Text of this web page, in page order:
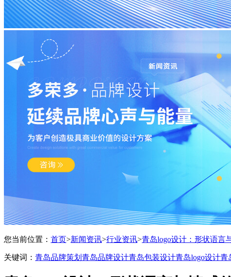
您当前位置： 首页>新闻资讯>行业资讯>青岛logo设计：形状语言
关键词： 青岛品牌策划 青岛品牌设计青岛包装设计青岛logo设计青